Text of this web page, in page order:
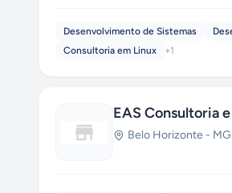
Desenvolvimento de Sistemas
Consultoria em Linux
+1
EAS Consultoria
Belo Horizonte - MG